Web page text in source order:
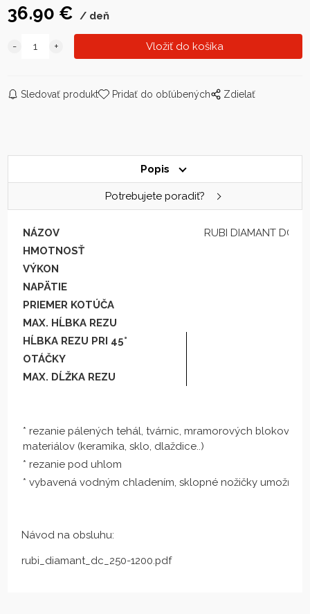
36.90 € deň
Sledovať produkt Pridať do obľúbených Zdielať
Popis
Potrebujete poradiť?
NÁZOV
RUBI DIAMANT DC
HMOTNOSŤ
VÝKON
NAPÄTIE
PRIEMER KOTÚČA
MAX. HĹBKA REZU
HĹBKA REZU PRI 45°
OTÁČKY
MAX. DĹŽKA REZU
* rezanie pálených tehál, tvárnic, mramorových blokov a
materiálov (keramika, sklo, dlaždice..)
* rezanie pod uhlom
* vybavená vodným chladením, sklopné nožičky
Návod na obsluhu:
rubi_diamant_dc_250-1200.pdf